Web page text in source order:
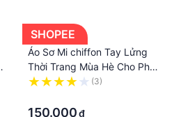
SHOPEE
Áo Sơ Mi chiffon Tay Lửng
Thời Trang Mùa Hè Cho Phụ
Nữ Trung Niên(3)
150.000₫